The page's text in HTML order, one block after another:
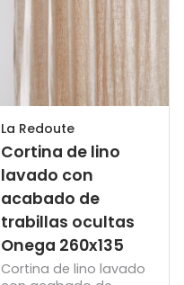
La Redoute
Cortina de lino
lavado con
acabado de
trabillas ocultas
Onega 260x135
Cortina de lino lavado